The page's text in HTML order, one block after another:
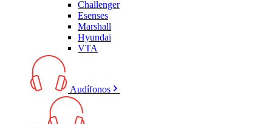
Challenger
Esenses
Marshall
Hyundai
VTA
Audífonos